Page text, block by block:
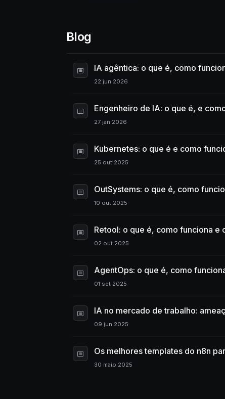
Blog
IA agêntica: o que é, como
22 jun 2026
Engenheiro de IA: o que é, e
27 jan 2026
Kubernetes: o que é e como
25 out 2025
OutSystems: o que é, como
10 out 2025
Retool: o que é, como funciona
02 out 2025
AgentOps: o que é, como
01 set 2025
IA no mercado de trabalho:
09 jun 2025
Os melhores templates do n8n
30 maio 2025